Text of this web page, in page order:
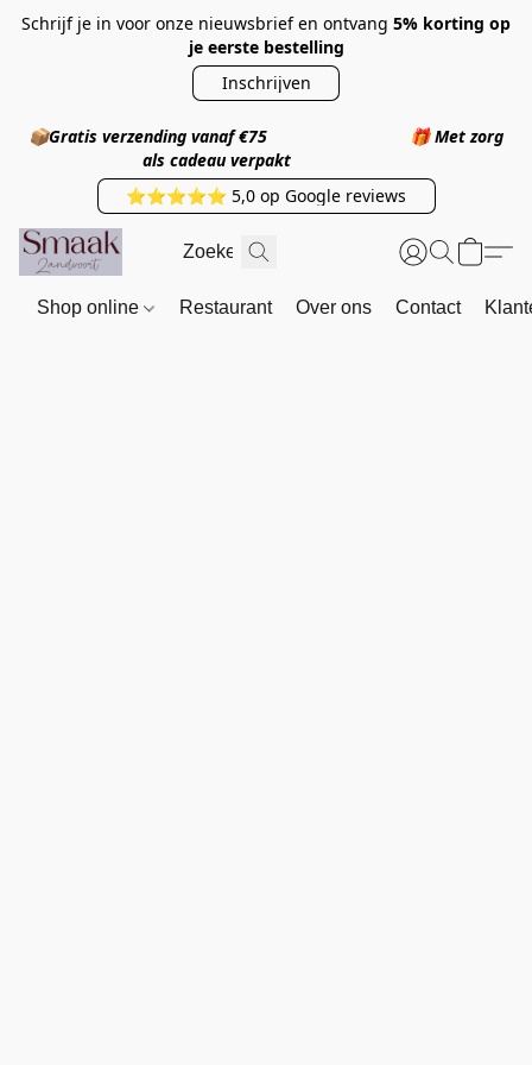
Schrijf je in voor onze nieuwsbrief en ontvang 5% korting op
je eerste bestelling
Inschrijven
📦Gratis verzending vanaf €75 🎁Met zorg
als cadeau verpakt
⭐⭐⭐⭐⭐ 5,0 op Google reviews
Shop online Restaurant Over ons Contact